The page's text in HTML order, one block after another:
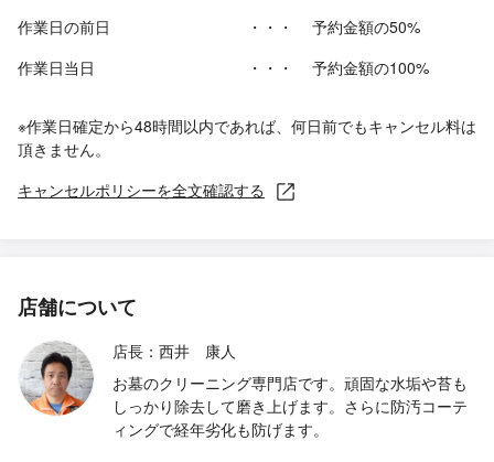
作業日の前日 ・・・
予約金額の50%
作業日当日
・・・ 予約金額の100%
※作業日確定から48時間以内であれば、何日前でもキャンセル料は
頂きません。
キャンセルポリシーを全文確認する
店舗について
店長：西井 康人
お墓のクリーニング専門店です。頑固な水垢や苔も
しっかり除去して磨き上げます。さらに防汚コーテ
ィングで経年劣化も防げます。